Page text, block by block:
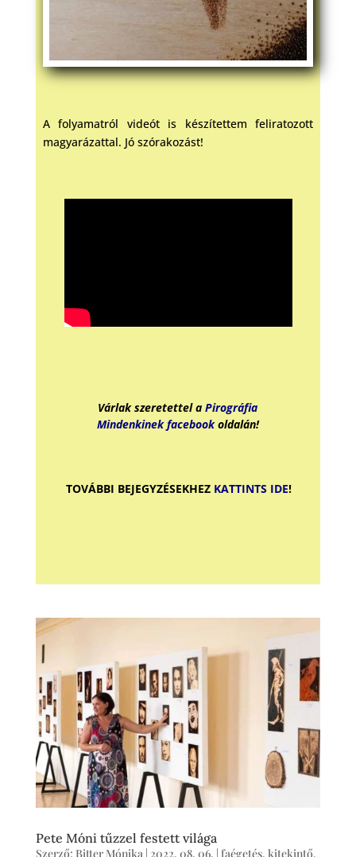
A folyamatról videót is készítettem feliratozott
magyarázattal. Jó szórakozást!
Várlak szeretettel a Pirográfia
Mindenkinekfacebook oldalán!
TOVÁBBI BEJEGYZÉSEKHEZ KATTINTS IDE!
Pete Móni tűzzel festett világa
Szerző: Bitter Mónika | 2022. 08. 06. | faégetés, kitekintő,